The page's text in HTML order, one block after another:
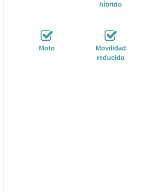
híbrido
Moto
Movilidad
reducida